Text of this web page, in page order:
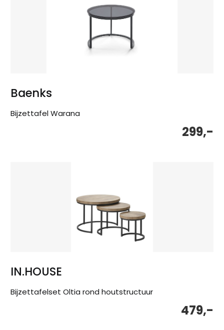
Baenks
Bijzettafel Warana
299,-
IN.HOUSE
Bijzettafelset Oltia rond houtstructuur
479,-